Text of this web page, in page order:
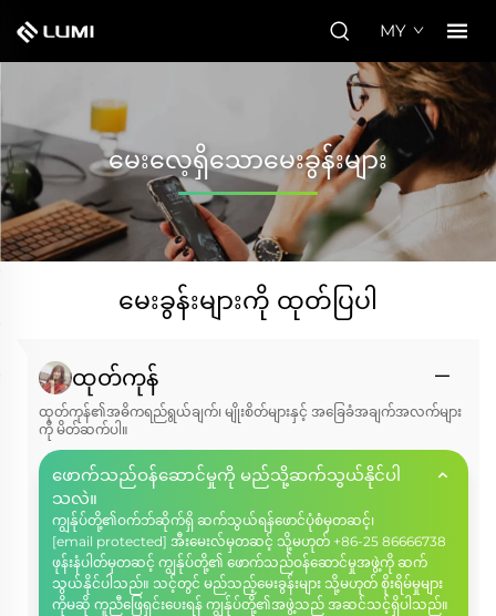
MY
မေးလေ့ရှိသောမေးခွန်းများ
မေးခွန်းများကို ထုတ်ပြပါ
ထုတ်ကုန်
ထုတ်ကုန်၏အဓိကရည်ရွယ်ချက်၊ မျိုးစိတ်များနှင့် အခြေခံအချက်အလက်များ
ကို မိတ်ဆက်ပါ။
ဖောက်သည်ဝန်ဆောင်မှုကို မည်သို့ဆက်သွယ်နိုင်ပါ
သလဲ။
ကျွန်ုပ်တို့၏ဝက်ဘ်ဆိုက်ရှိ ဆက်သွယ်ရန်ဖောင်ပုံစံမှတဆင့်၊
[email protected] အီးမေးလ်မှတဆင့် သို့မဟုတ် +86-25 86666738
ဖုန်းနံပါတ်မှတဆင့် ကျွန်ုပ်တို့၏ ဖောက်သည်ဝန်ဆောင်မှုအဖွဲ့ကို ဆက်
သွယ်နိုင်ပါသည်။ သင့်တွင် မည်သည့်မေးခွန်းများ သို့မဟုတ် စိုးရိမ်မှုများ
ကိုမဆို ကူညီဖြေရှင်းပေးရန် ကျွန်ုပ်တို့၏အဖွဲ့သည် အဆင်သင့်ရှိပါသည်။